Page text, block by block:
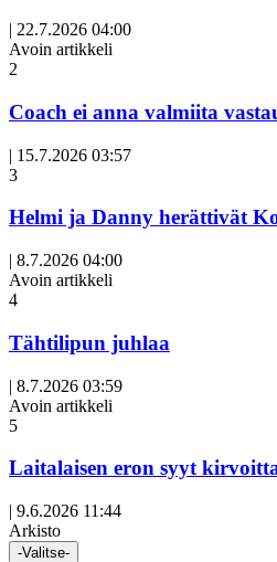
| 22.7.2026 04:00
Avoin artikkeli
2
Coach ei anna valmiita
| 15.7.2026 03:57
3
Helmi ja Danny herättivät
| 8.7.2026 04:00
Avoin artikkeli
4
Tähtilipun juhlaa
| 8.7.2026 03:59
Avoin artikkeli
5
Laitalaisen eron syyt
| 9.6.2026 11:44
Arkisto
-Valitse-